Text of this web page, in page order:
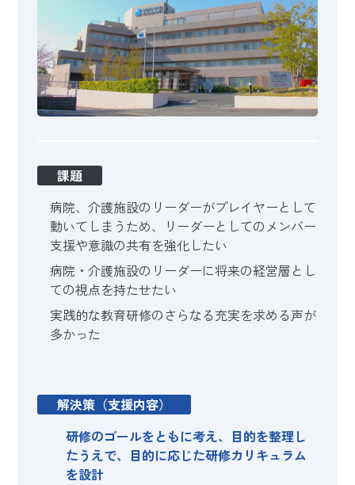
課題
病院、介護施設のリーダーがプレイヤーとして
動いてしまうため、リーダーとしてのメンバー
支援や意識の共有を強化したい
病院・介護施設のリーダーに将来の経営層とし
ての視点を持たせたい
実践的な教育研修のさらなる充実を求める声が
多かった
解決策（支援内容）
研修のゴールをともに考え、目的を整理し
たうえで、目的に応じた研修カリキュラム
を設計